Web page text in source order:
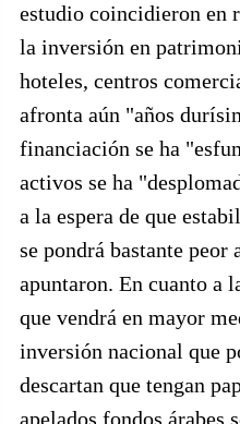
estudio coincidieron en
la inversión en
hoteles, centros
afronta aún "años
financiación se ha
activos se ha
a la espera de que
se pondrá bastante peor
apuntaron. En cuanto a
que vendrá en mayor
inversión nacional que
descartan que tengan
apelados fondos árabes